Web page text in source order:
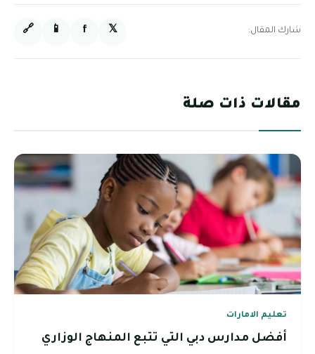
شارك المقال: 𝕏
f
📱
🔗
مقالات ذات صلة
تعليم الامارات
أفضل مدارس دبي التي تتبع المنهاج الوزاري